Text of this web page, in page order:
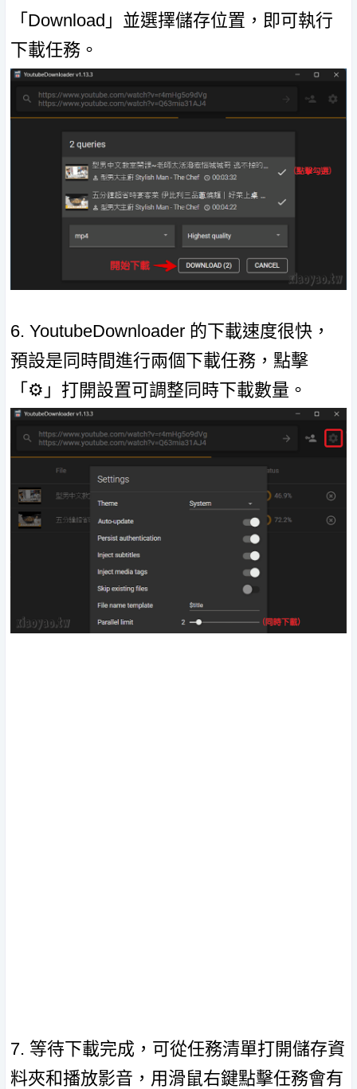
「Download」並選擇儲存位置，即可執行
下載任務。
6. YoutubeDownloader 的下載速度很快，
預設是同時間進行兩個下載任務，點擊
「⚙️」打開設置可調整同時下載數量。
7. 等待下載完成，可從任務清單打開儲存資
料夾和播放影音，用滑鼠右鍵點擊任務會有